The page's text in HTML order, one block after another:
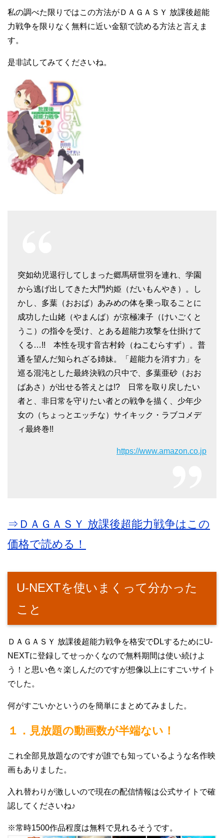
私の調べた限りではこの方法がＤＡＧＡＳＹ 放課後超能
力戦争を限りなく無料に近い金額で読める方法と言えま
す。
是非試してみてくださいね。
突如幼児退行してしまった郷馬研世羽を連れ、学園
から逃げ出してきた大門灼姫（だいもんやき）。し
かし、多葉（おおば）あみめの体を乗っ取ることに
成功した山姥（やまんば）が京極凍子（けいごくと
うこ）の指令を受け、とある超能力攻撃を仕掛けて
くる…!! 本性を現す音古村鈴（ねこむらすず）。普
通を望んだ知られざる姉妹。「超能力を消す力」を
巡る混沌とした最終決戦の只中で、多葉亜砂（おお
ばあさ）が出せる答えとは!? 日常を取り戻したい
者と、非日常を守りたい者との戦争を描く、少年少
女の（ちょっとエッチな）サイキック・ラブコメデ
ィ最終巻!!
https://www.amazon.co.jp
⇒ＤＡＧＡＳＹ 放課後超能力戦争はこの
価格で読める！
U-NEXTを使いまくって分かった
こと
ＤＡＧＡＳＹ 放課後超能力戦争を格安でDLするためにU-
NEXTに登録してせっかくなので無料期間は使い続けよ
う！と思い色々楽しんだのですが想像以上にすごいサイト
でした。
何がすごいかというのを簡単にまとめてみました。
１．見放題の動画数が半端ない！
これ全部見放題なのですが誰でも知っているような名作映
画もありました。
入れ替わりが激しいので現在の配信情報は公式サイトで確
認してくださいね♪
※常時1500作品程度は無料で見れるそうです。